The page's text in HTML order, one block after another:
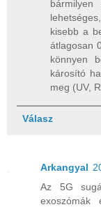
kisebb a
átlagosan
könnyen
károsító
meg (UV,
Válasz
Arkangyal
Az 5G
exoszómák